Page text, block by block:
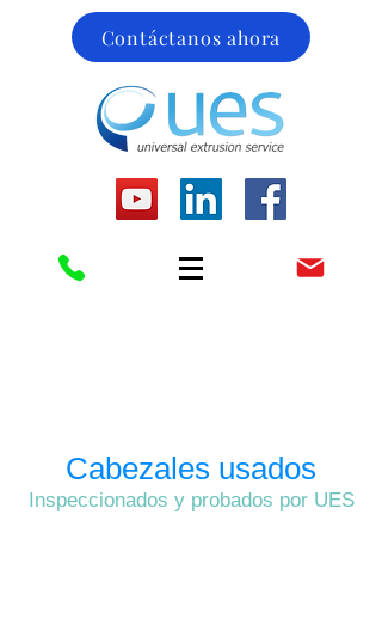
Contáctanos ahora
Cabezales usados
Inspeccionados y probados por UES